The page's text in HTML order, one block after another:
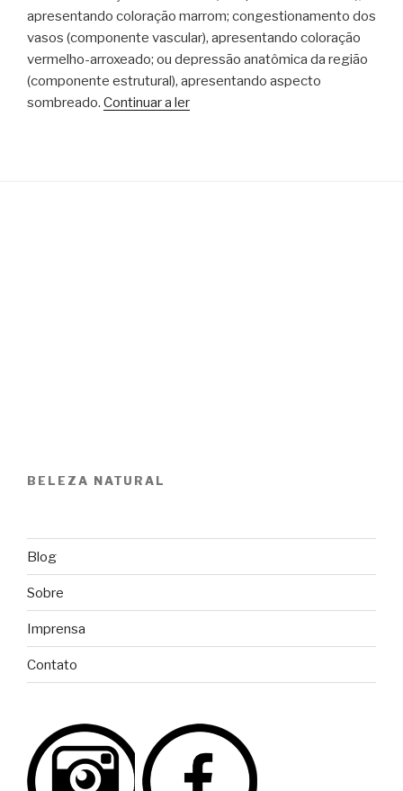
apresentando coloração marrom; congestionamento dos
vasos (componente vascular), apresentando coloração
vermelho-arroxeado; ou depressão anatômica da região
(componente estrutural), apresentando aspecto
sombreado. Continuar a ler
BELEZA NATURAL
Blog
Sobre
Imprensa
Contato